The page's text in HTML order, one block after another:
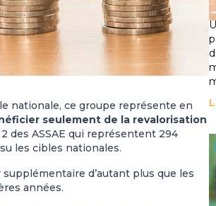
nationale, ce groupe représente en
seulement de la revalorisation
des ASSAE qui représentent 294
les cibles nationales.
d’autant plus que les
années.